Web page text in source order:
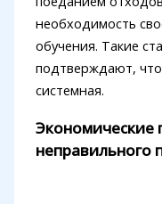
необходимость
обучения. Такие
подтверждают,
системная.
Экономические
неправильного